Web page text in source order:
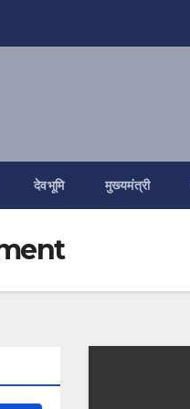
देवभूमि मुख्यमंत्री